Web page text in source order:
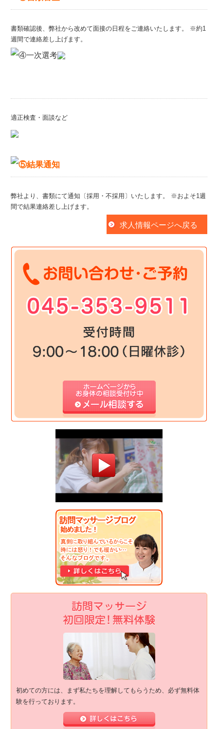
書類確認後、弊社から改めて面接の日程をご連絡いたします。
※約1
週間で連絡差し上げます。
適正検査・面談など
弊社より、書類にて通知〔採用・不採用〕いたします。
※およそ1週
間で結果連絡差し上げます。
求人情報ページへ戻る
初めての方には、まず私たちを理解してもらうため、必ず無料体
験を行っております。